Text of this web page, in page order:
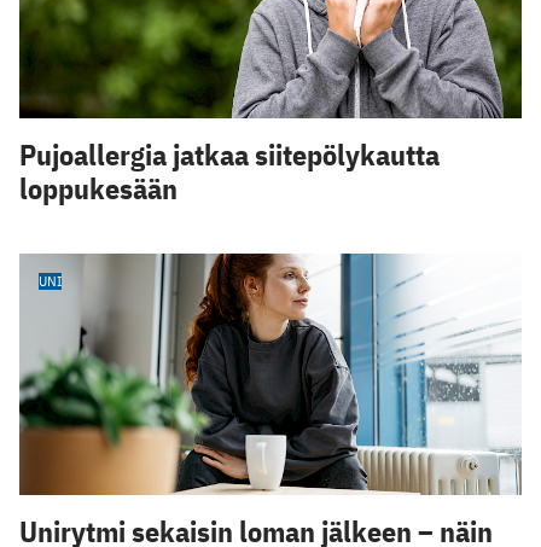
Pujoallergia jatkaa siitepölykautta
loppukesään
UNI
Unirytmi sekaisin loman jälkeen – näin